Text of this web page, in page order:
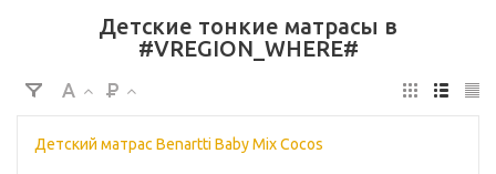
Детские тонкие матрасы в
#VREGION_WHERE#
Детский матрас Benartti Baby Mix Cocos